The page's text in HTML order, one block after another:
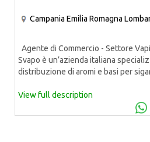
Campania Emilia Romagna
Agente di Commercio - Settore
Svapo è un’azienda italiana
distribuzione di aromi e basi per
View full description